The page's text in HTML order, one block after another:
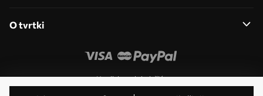
O tvrtki
Uredi dozvole kolačića
© 2011- 2026 Uwalls . Sva prava pridržana. Upravlja KLW